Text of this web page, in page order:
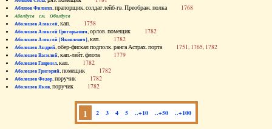
Аблязов Филипп, прапорщик, солдат лейб-гв. Преображ. полка 1768
Аболдуев см. Оболдуев
Аболешев Алексей, кап. 1758
Аболешев Алексей Григорьевич, орлов. помещик 1782
Аболешев Алексей [Яковлевич], кап. 1782
Аболешев Андрей, обер-фискал подполк. ранга Астрах. порта 1751, 1765, 1782
Аболешев Василий, кап.-лейт. флота 1779
Аболешев Гавриил, кап. 1782
Аболешев Григорий, помещик 1782
Аболешев Федор, поручик 1782
Аболешев Яков, поручик 1782
1 2 3 4 5 ..+10 ..+50 ..+100